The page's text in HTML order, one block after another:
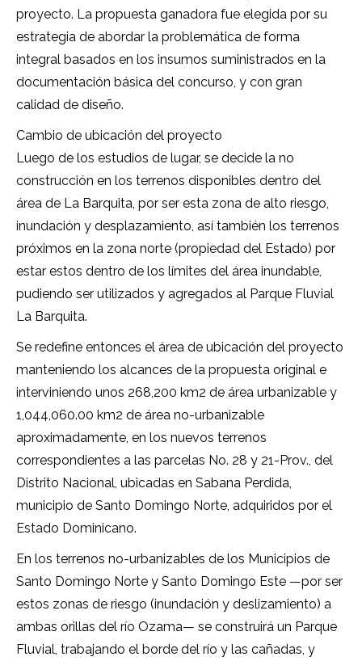
proyecto. La propuesta ganadora fue elegida por su
estrategia de abordar la problemática de forma
integral basados en los insumos suministrados en la
documentación básica del concurso, y con gran
calidad de diseño.
Cambio de ubicación del proyecto
Luego de los estudios de lugar, se decide la no
construcción en los terrenos disponibles dentro del
área de La Barquita, por ser esta zona de alto riesgo,
inundación y desplazamiento, así también los terrenos
próximos en la zona norte (propiedad del Estado) por
estar estos dentro de los límites del área inundable,
pudiendo ser utilizados y agregados al Parque Fluvial
La Barquita.
Se redefine entonces el área de ubicación del proyecto
manteniendo los alcances de la propuesta original e
interviniendo unos 268,200 km2 de área urbanizable y
1,044,060.00 km2 de área no-urbanizable
aproximadamente, en los nuevos terrenos
correspondientes a las parcelas No. 28 y 21-Prov., del
Distrito Nacional, ubicadas en Sabana Perdida,
municipio de Santo Domingo Norte, adquiridos por el
Estado Dominicano.
En los terrenos no-urbanizables de los Municipios de
Santo Domingo Norte y Santo Domingo Este —por ser
estos zonas de riesgo (inundación y deslizamiento) a
ambas orillas del río Ozama— se construirá un Parque
Fluvial, trabajando el borde del río y las cañadas, y